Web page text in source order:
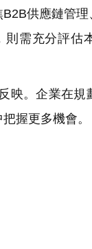
供應鏈管理
需充分評估
映。企業在規
握更多機會。